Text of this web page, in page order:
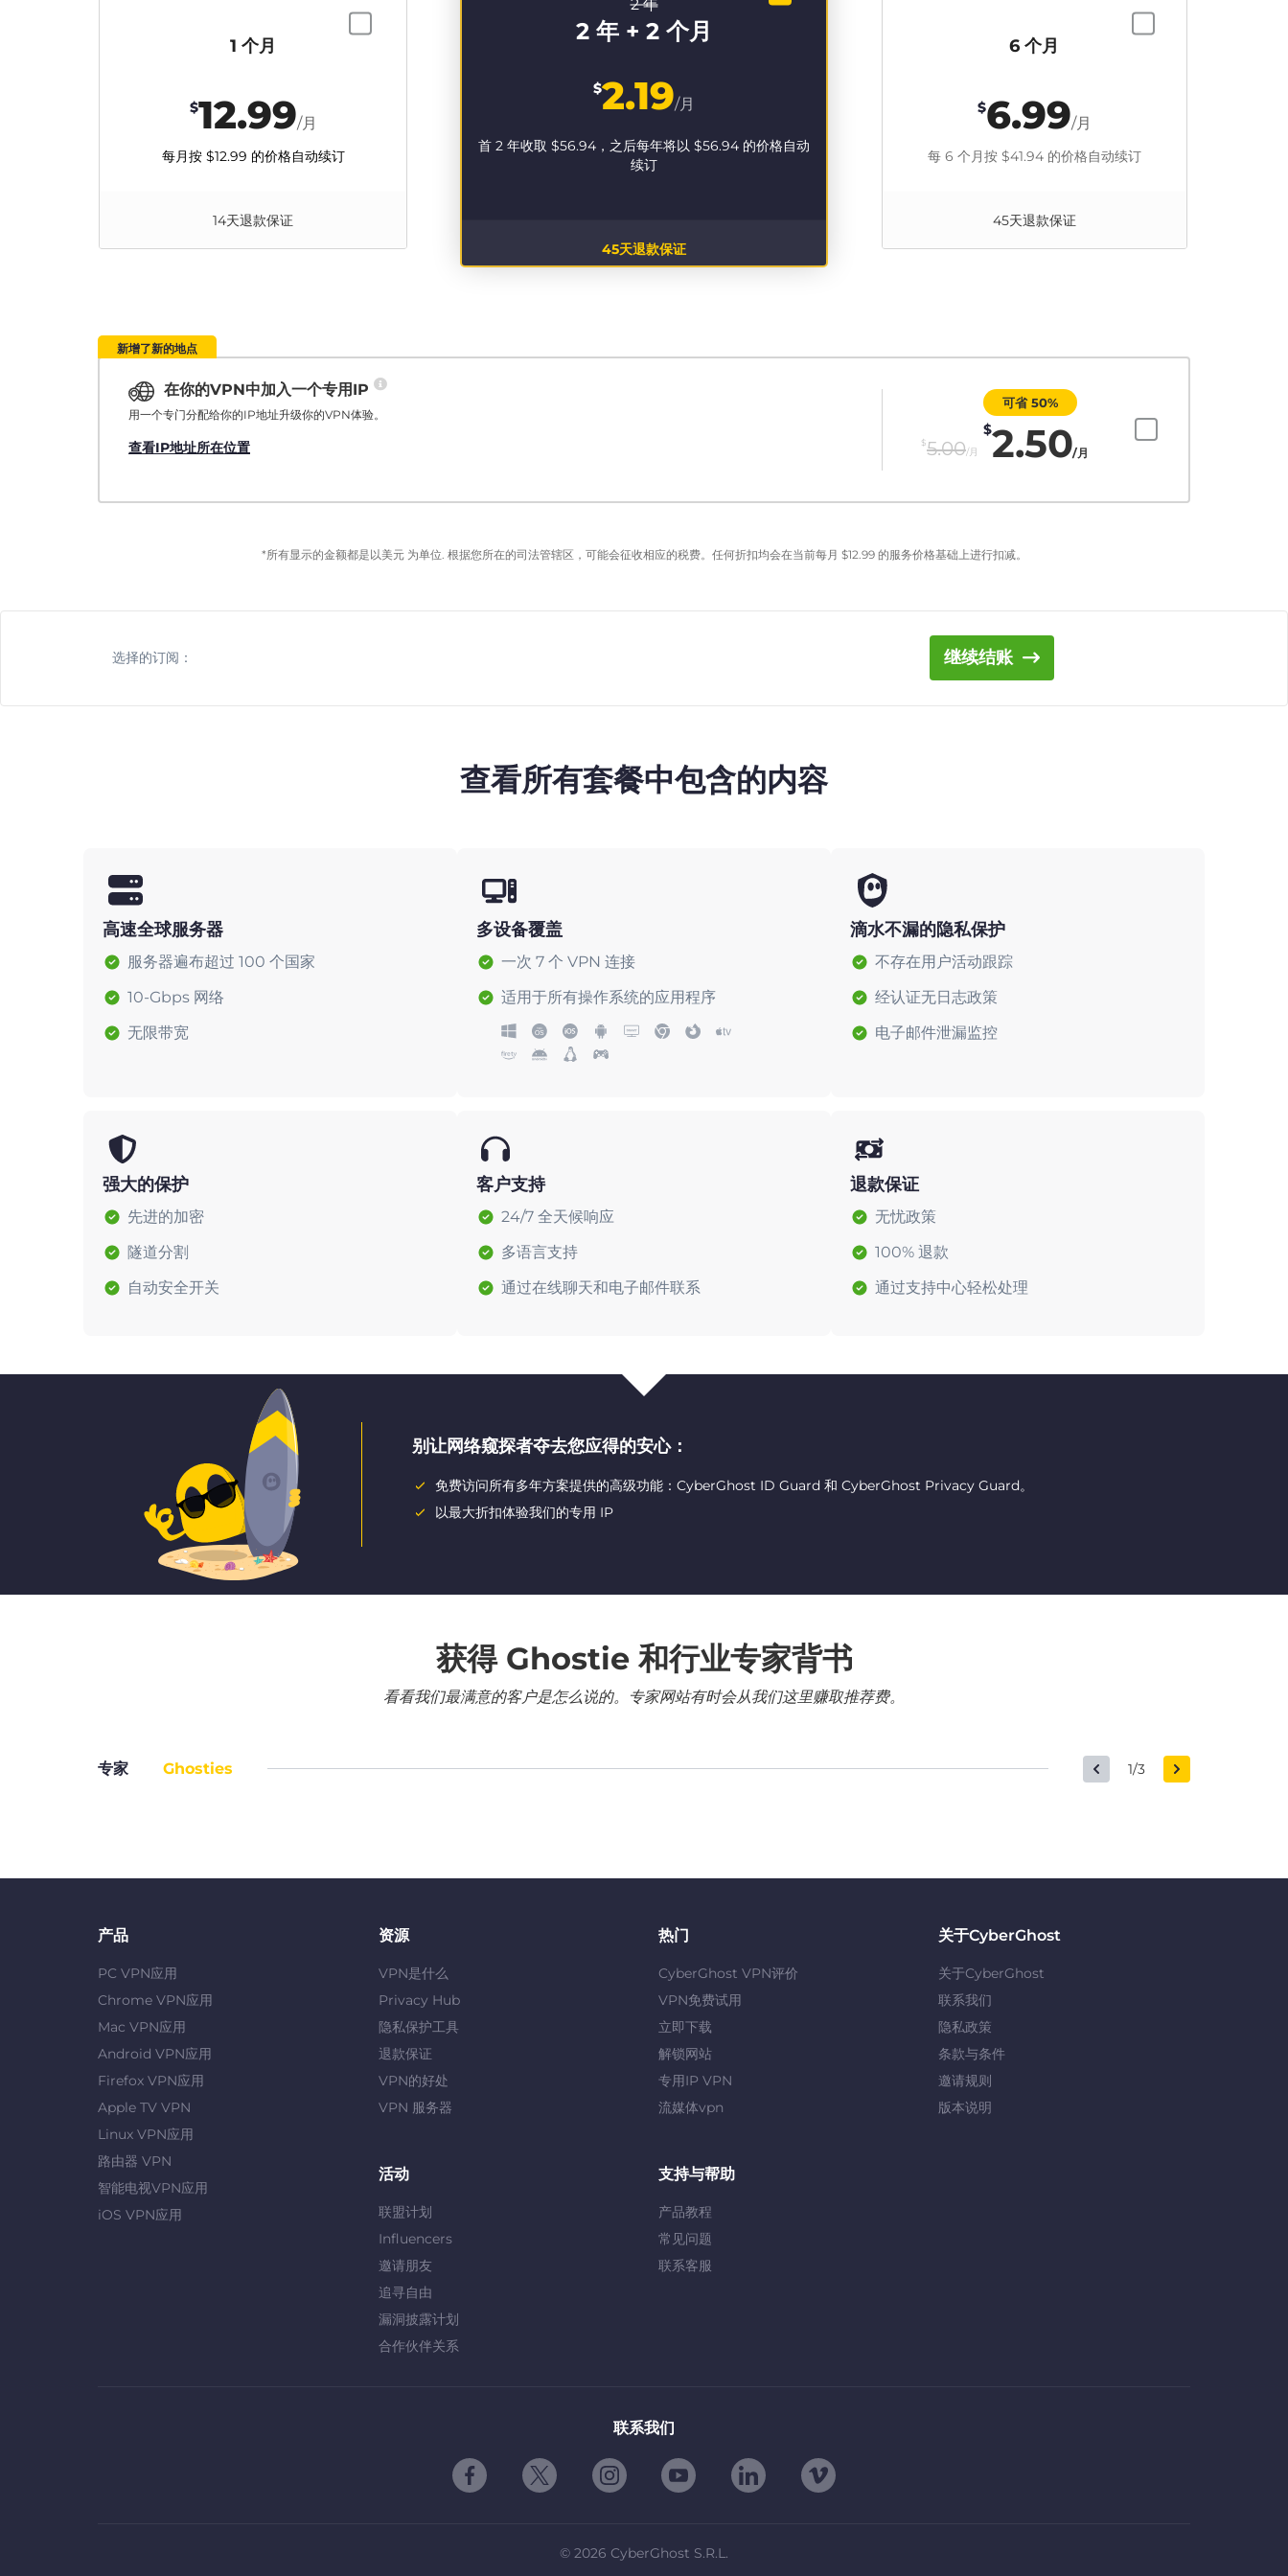
2 年
2 年 + 2 个月
$2.19/月
首 2 年收取 $56.94 ，之后每年将以 $56.94 的价格自动
续订
45天退款保证
6 个月
$6.99/月
每 6 个月按 $41.94的价格自动续订
45天退款保证
1 个月
$12.99/月
每月按 $12.99 的价格自动续订
14天退款保证
新增了新的地点
在你的VPN中加入一个专用IP
用一个专门分配给你的IP地址升级你的VPN体验。
查看IP地址所在位置 $5.00/月
可省 50%
$2.50/月
*所有显示的金额都是以美元 为单位. 根据您所在的司法管辖区，可能会征收相应的税费。任何折扣均会在当前每月 $12.99的服务价格基础上进行扣减。
选择的订阅： 继续结账
查看所有套餐中包含的内容
高速全球服务器
服务器遍布超过 100 个国家
10-Gbps 网络
无限带宽
多设备覆盖
一次 7 个 VPN 连接
适用于所有操作系统的应用程序
滴水不漏的隐私保护
不存在用户活动跟踪
经认证无日志政策
电子邮件泄漏监控
强大的保护
先进的加密
隧道分割
自动安全开关
客户支持
24/7 全天候响应
多语言支持
通过在线聊天和电子邮件联系
退款保证
无忧政策
100% 退款
通过支持中心轻松处理
别让网络窥探者夺去您应得的安心：
免费访问所有多年方案提供的高级功能：CyberGhost ID Guard 和 CyberGhost Privacy Guard。
以最大折扣体验我们的专用 IP
获得 Ghostie 和行业专家背书
看看我们最满意的客户是怎么说的。专家网站有时会从我们这里赚取推荐费。
专家 Ghosties 1/3
产品
PC VPN应用
Chrome VPN应用
Mac VPN应用
Android VPN应用
Firefox VPN应用
Apple TV VPN
Linux VPN应用
路由器 VPN
智能电视VPN应用
iOS VPN应用
资源
VPN是什么
Privacy Hub
隐私保护工具
退款保证
VPN的好处
VPN 服务器
热门
CyberGhost VPN评价
VPN免费试用
立即下载
解锁网站
专用IP VPN
流媒体vpn
关于CyberGhost
关于CyberGhost
联系我们
隐私政策
条款与条件
邀请规则
版本说明
活动
联盟计划
Influencers
邀请朋友
追寻自由
漏洞披露计划
合作伙伴关系
支持与帮助
产品教程
常见问题
联系客服
联系我们
© 2026 CyberGhost S.R.L.